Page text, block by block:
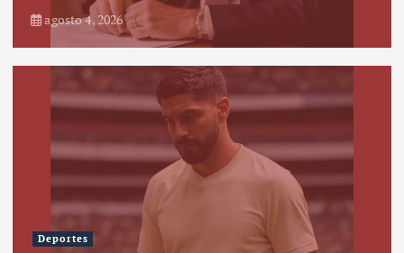
agosto 4, 2026
Deportes